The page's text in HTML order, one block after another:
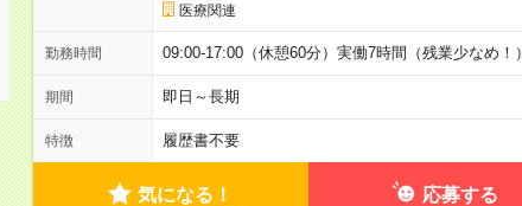
医療関連
勤務時間 09:00-17:00（休憩60分）実働7時間（残業少なめ！）
期間 即日～長期
特徴 履歴書不要
気になる！ 応募する